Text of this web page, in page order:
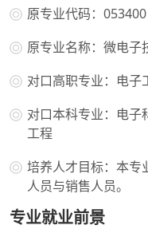
原专业代码：053400
原专业名称：微电子
对口高职专业：电子
对口本科专业：电子
工程
培养人才目标：本专
人员与销售人员。
专业就业前景